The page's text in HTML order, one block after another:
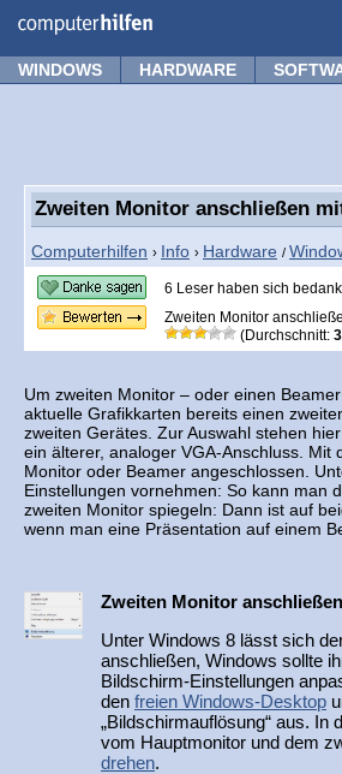
WINDOWS HARDWARE
Zweiten Monitor anschließen
Computerhilfen › Info › Hardware /
6 Leser haben sich
Zweiten Monitor
(Durchschnitt:
Um zweiten Monitor – oder einen
aktuelle Grafikkarten bereits einen
zweiten Gerätes. Zur Auswahl stehen
ein älterer, analoger VGA-Anschluss.
Monitor oder Beamer angeschlossen.
Einstellungen vornehmen: So kann man
zweiten Monitor spiegeln: Dann ist auf
wenn man eine Präsentation auf einem
Zweiten Monitor
Unter Windows 8 lässt sich
anschließen, Windows sollte
Bildschirm-Einstellungen
den freien Windows-Desktop
„Bildschirmauflösung“ aus.
vom Hauptmonitor und dem
drehen.